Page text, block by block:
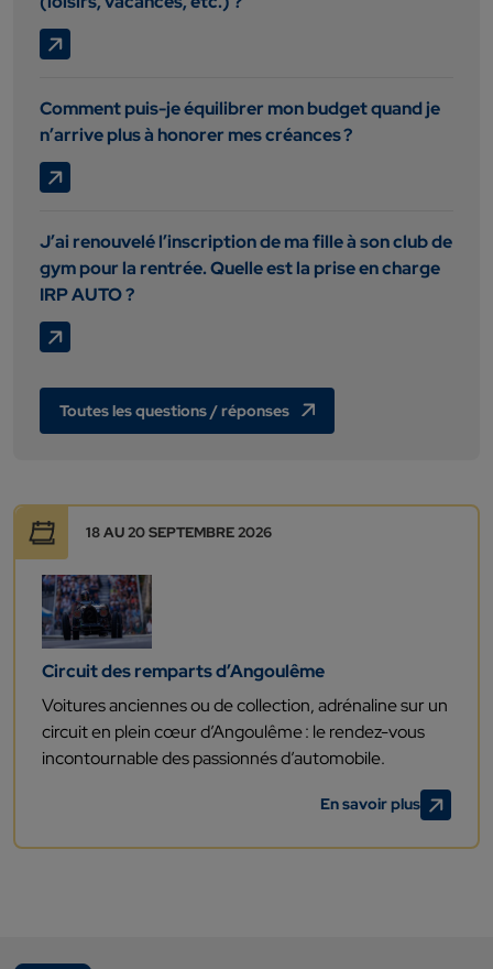
Comment puis-je équilibrer mon budget quand je
n’arrive plus à honorer mes créances ?
J’ai renouvelé l’inscription de ma fille à son club de
gym pour la rentrée. Quelle est la prise en charge
IRP AUTO ?
Toutes les questions / réponses
18 AU 20 SEPTEMBRE 2026
Circuit des remparts d’Angoulême
Voituresanciennes ou de collection, adrénalinesur un
circuiten plein cœur d’Angoulême : le rendez-vous
incontournable des passionnés d’automobile.
En savoir plus